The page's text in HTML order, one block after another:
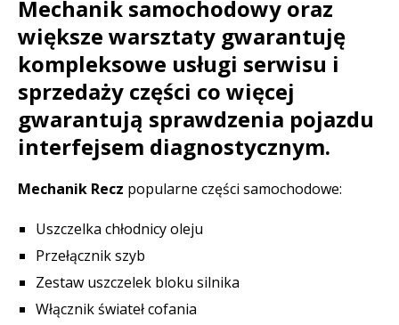
Mechanik samochodowy oraz
większe warsztaty gwarantuję
kompleksowe usługi serwisu i
sprzedaży części co więcej
gwarantują sprawdzenia pojazdu
interfejsem diagnostycznym.
Mechanik Recz popularne części samochodowe:
Uszczelka chłodnicy oleju
Przełącznik szyb
Zestaw uszczelek bloku silnika
Włącznik świateł cofania